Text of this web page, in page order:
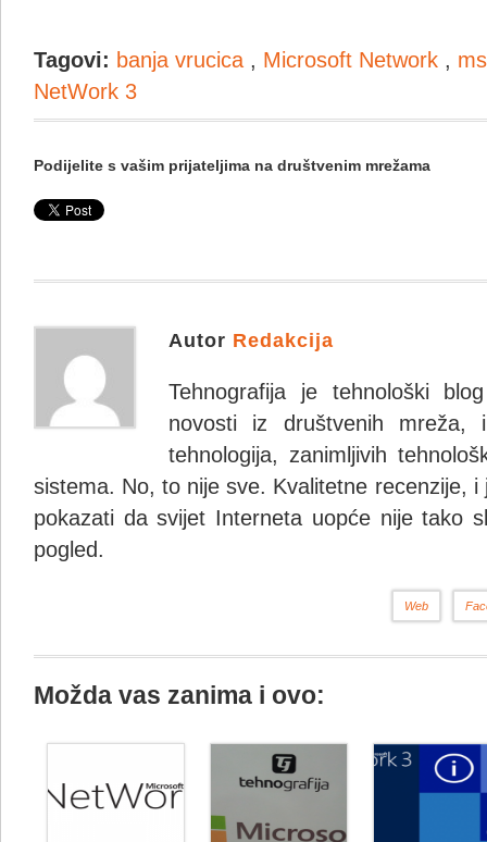
Tagovi: banja vrucica , Microsoft Network ,
NetWork 3
Podijelite s vašim prijateljima na društvenim mrežama
Autor Redakcija
Tehnografija je tehnološki
novosti iz društvenih mreža,
tehnologija, zanimljivih
sistema. No, to nije sve. Kvalitetne recenzije,
pokazati da svijet Interneta uopće nije tako
pogled.
Web
Možda vas zanima i ovo: